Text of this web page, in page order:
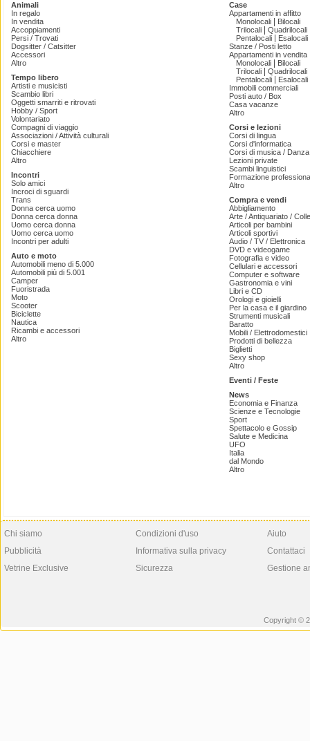
Animali
In regalo
In vendita
Accoppiamenti
Persi / Trovati
Dogsitter / Catsitter
Accessori
Altro
Tempo libero
Artisti e musicisti
Scambio libri
Oggetti smarriti e ritrovati
Hobby / Sport
Volontariato
Compagni di viaggio
Associazioni / Attività culturali
Corsi e master
Chiacchiere
Altro
Incontri
Solo amici
Incroci di sguardi
Trans
Donna cerca uomo
Donna cerca donna
Uomo cerca donna
Uomo cerca uomo
Incontri per adulti
Auto e moto
Automobili meno di 5.000
Automobili più di 5.001
Camper
Fuoristrada
Moto
Scooter
Biciclette
Nautica
Ricambi e accessori
Altro
Case
Appartamenti in affitto
Monolocali
Bilocali
Trilocali
Quadrilocali
Pentalocali
Esalocali
Stanze / Posti letto
Appartamenti in vendita
Monolocali
Bilocali
Trilocali
Quadrilocali
Pentalocali
Esalocali
Immobili commerciali
Posti auto / Box
Casa vacanze
Altro
Corsi e lezioni
Corsi di lingua
Corsi d'informatica
Corsi di musica /
Lezioni private
Scambi linguistici
Formazione
Altro
Compra e vendi
Abbigliamento
Arte / Antiquariato /
Articoli per bambini
Articoli sportivi
Audio / TV / Elettronica
DVD e videogame
Fotografia e video
Cellulari e accessori
Computer e software
Gastronomia e vini
Libri e CD
Orologi e gioielli
Per la casa e il giardino
Strumenti musicali
Baratto
Mobili / Elettrodomestici
Prodotti di bellezza
Biglietti
Sexy shop
Altro
Eventi / Feste
News
Economia e Finanza
Scienze e Tecnologie
Sport
Spettacolo e Gossip
Salute e Medicina
UFO
Italia
dal Mondo
Altro
Chi siamo
Pubblicità
Vetrine Exclusive
Condizioni d'uso
Informativa sulla privacy
Sicurezza
Aiuto
Contattaci
Gestione
Copyright ©